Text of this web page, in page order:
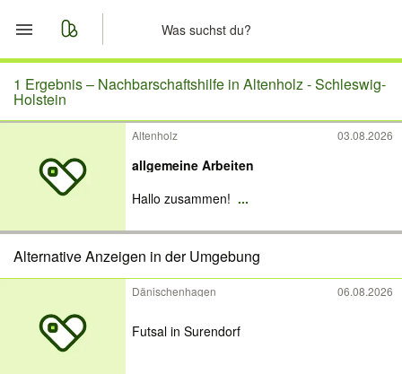
Start
Merkliste
Nachrichten
1 Ergebnis – Nachbarschaftshilfe in Altenholz - Schleswig-
Holstein
Altenholz 03.08.2026
allgemeine Arbeiten
Hallo zusammen! ...
Alternative Anzeigen in der Umgebung
Dänischenhagen 06.08.2026
Futsal in Surendorf